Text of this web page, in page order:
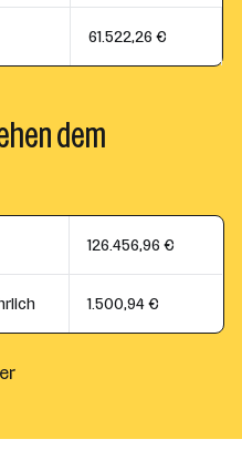
61.522,26 €
dem
126.456,96 €
1.500,94 €